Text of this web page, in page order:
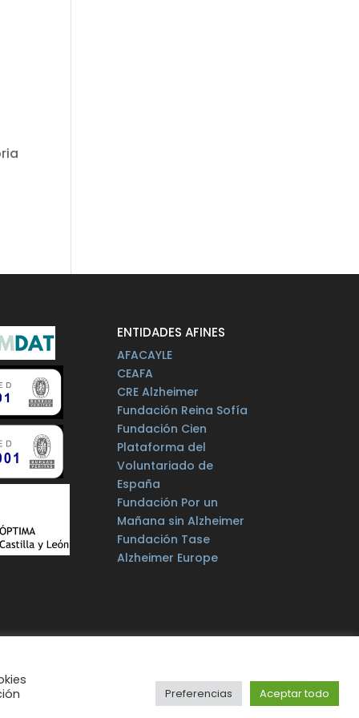
ENTIDADES AFINES
AFACAYLE
CEAFA
CRE Alzheimer
Fundación Reina Sofía
Fundación Cien
Plataforma del
Voluntariado de
España
Fundación Por un
Mañana sin Alzheimer
Fundación Tase
Alzheimer Europe
Preferencias Aceptar todo